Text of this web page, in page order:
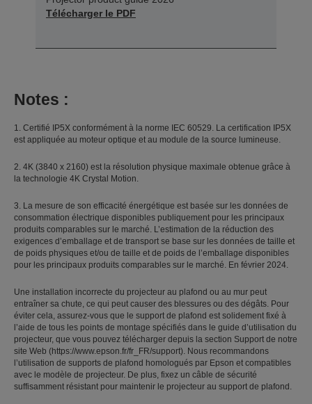
Télécharger le PDF
Notes :
1. Certifié IP5X conformément à la norme IEC 60529. La certification IP5X
est appliquée au moteur optique et au module de la source lumineuse.
2. 4K (3840 x 2160) est la résolution physique maximale obtenue grâce à
la technologie 4K Crystal Motion.
3. La mesure de son efficacité énergétique est basée sur les données de
consommation électrique disponibles publiquement pour les principaux
produits comparables sur le marché. L’estimation de la réduction des
exigences d’emballage et de transport se base sur les données de taille et
de poids physiques et/ou de taille et de poids de l’emballage disponibles
pour les principaux produits comparables sur le marché. En février 2024.
Une installation incorrecte du projecteur au plafond ou au mur peut
entraîner sa chute, ce qui peut causer des blessures ou des dégâts. Pour
éviter cela, assurez-vous que le support de plafond est solidement fixé à
l’aide de tous les points de montage spécifiés dans le guide d’utilisation du
projecteur, que vous pouvez télécharger depuis la section Support de notre
site Web (https://www.epson.fr/fr_FR/support). Nous recommandons
l’utilisation de supports de plafond homologués par Epson et compatibles
avec le modèle de projecteur. De plus, fixez un câble de sécurité
suffisamment résistant pour maintenir le projecteur au support de plafond.